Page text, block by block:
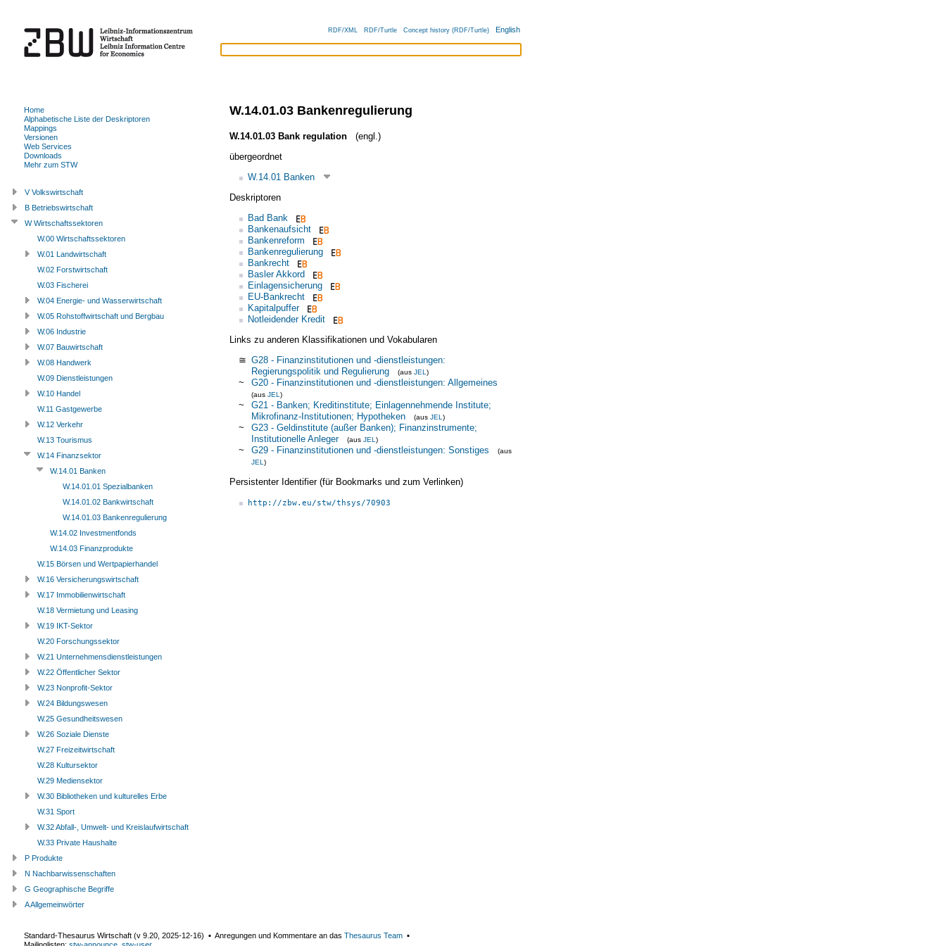
RDF/XML RDF/Turtle Concept history (RDF/Turtle) English
W.14.01.03 Bankenregulierung
W.14.01.03 Bank regulation
(engl.)
übergeordnet
W.14.01 Banken
Deskriptoren
Bad Bank
Bankenaufsicht
Bankenreform
Bankenregulierung
Bankrecht
Basler Akkord
Einlagensicherung
EU-Bankrecht
Kapitalpuffer
Notleidender Kredit
Links zu anderen Klassifikationen und Vokabularen
≅ G28 - Finanzinstitutionen und -dienstleistungen:
Regierungspolitik und Regulierung
(aus JEL )
~ G20 - Finanzinstitutionen und -dienstleistungen: Allgemeines
(aus JEL )
~
G21 - Banken; Kreditinstitute; Einlagennehmende Institute;
Mikrofinanz-Institutionen; Hypotheken
(aus JEL )
~
G23 - Geldinstitute (außer Banken); Finanzinstrumente;
Institutionelle Anleger
(aus JEL )
~ G29 - Finanzinstitutionen und -dienstleistungen: Sonstiges
(aus
JEL )
Persistenter Identifier (für Bookmarks und zum Verlinken)
http://zbw.eu/stw/thsys/70903
Home
Alphabetische Liste der Deskriptoren
Mappings
Versionen
Web Services
Downloads
Mehr zum STW
V Volkswirtschaft
B Betriebswirtschaft
W Wirtschaftssektoren
W.00 Wirtschaftssektoren
W.01 Landwirtschaft
W.02 Forstwirtschaft
W.03 Fischerei
W.04 Energie- und Wasserwirtschaft
W.05 Rohstoffwirtschaft und Bergbau
W.06 Industrie
W.07 Bauwirtschaft
W.08 Handwerk
W.09 Dienstleistungen
W.10 Handel
W.11 Gastgewerbe
W.12 Verkehr
W.13 Tourismus
W.14 Finanzsektor
W.14.01 Banken
W.14.01.01 Spezialbanken
W.14.01.02 Bankwirtschaft
W.14.01.03 Bankenregulierung
W.14.02 Investmentfonds
W.14.03 Finanzprodukte
W.15 Börsen und Wertpapierhandel
W.16 Versicherungswirtschaft
W.17 Immobilienwirtschaft
W.18 Vermietung und Leasing
W.19 IKT-Sektor
W.20 Forschungssektor
W.21 Unternehmensdienstleistungen
W.22 Öffentlicher Sektor
W.23 Nonprofit-Sektor
W.24 Bildungswesen
W.25 Gesundheitswesen
W.26 Soziale Dienste
W.27 Freizeitwirtschaft
W.28 Kultursektor
W.29 Mediensektor
W.30 Bibliotheken und kulturelles Erbe
W.31 Sport
W.32 Abfall-, Umwelt- und Kreislaufwirtschaft
W.33 Private Haushalte
P Produkte
N Nachbarwissenschaften
G Geographische Begriffe
A Allgemeinwörter
Standard-Thesaurus Wirtschaft (v 9.20 2025-12-16) ▪ Anregungen und Kommentare an das Thesaurus Team ▪